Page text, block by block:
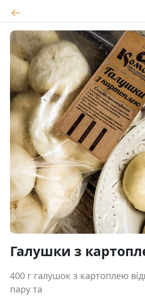
Галушки з
400 г галушок з картоплею
пару та